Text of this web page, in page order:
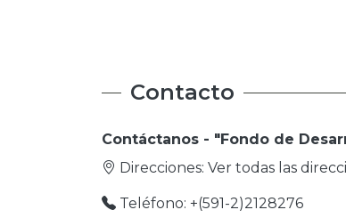
Contacto
Contáctanos - "Fondo de
Direcciones: Ver todas las
Teléfono: +(591-2)2128276